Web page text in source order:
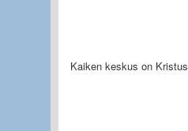
Kaiken keskus on Kristus